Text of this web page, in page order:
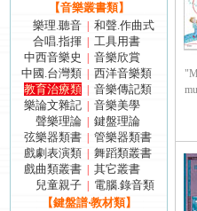
【音樂叢書類】
樂理.聽音
和聲.作曲式
合唱.指揮
工具用書
中西音樂史
音樂欣賞
中國.台灣類
西洋音樂類
教育治療類
音樂傳記類
樂論文雜記
音樂美學
聲樂理論
鍵盤理論
弦樂器類書
管樂器類書
戲劇表演類
舞蹈類叢書
戲曲類叢書
其它叢書
兒童親子
電腦.錄音類
【鍵盤譜‧教材類】